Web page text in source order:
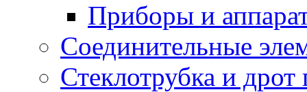
Приборы и
Соединительные
Стеклотрубка и дрот